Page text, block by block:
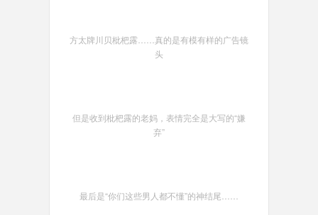
方太牌川贝枇杷露……真的是有模有样的广告镜
头
但是收到枇杷露的老妈，表情完全是大写的“嫌
弃”
最后是“你们这些男人都不懂”的神结尾……